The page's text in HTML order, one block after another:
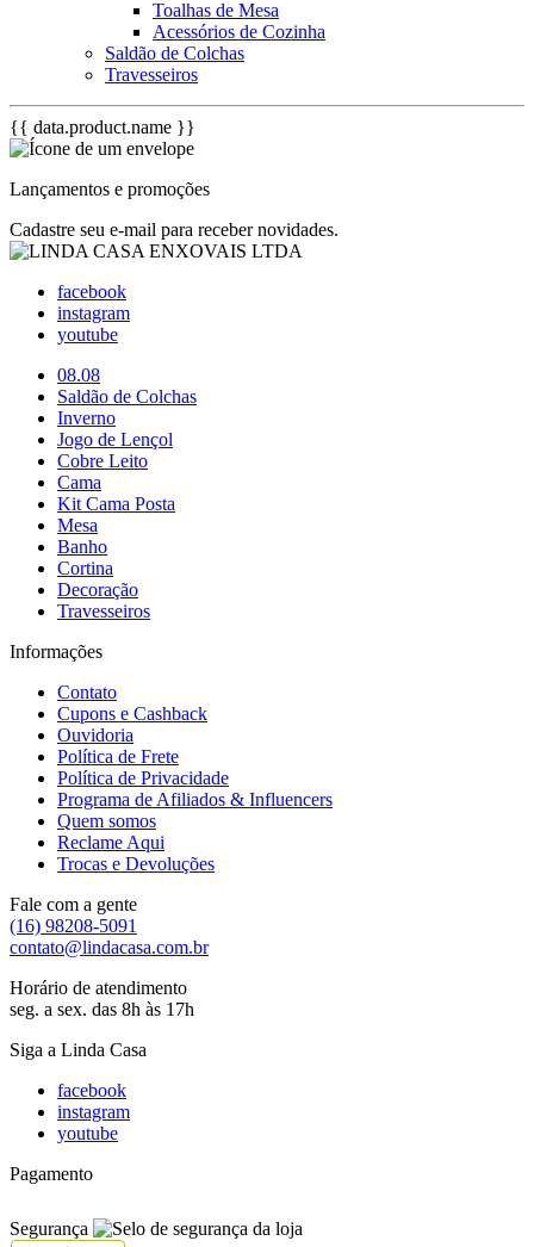
Toalhas de Mesa
Acessórios de Cozinha
Saldão de Colchas
Travesseiros
{{ data.product.name }}
Lançamentos e promoções
Cadastre seu e-mail para receber novidades.
facebook
instagram
youtube
08.08
Saldão de Colchas
Inverno
Jogo de Lençol
Cobre Leito
Cama
Kit Cama Posta
Mesa
Banho
Cortina
Decoração
Travesseiros
Informações
Contato
Cupons e Cashback
Ouvidoria
Política de Frete
Política de Privacidade
Programa de Afiliados & Influencers
Quem somos
Reclame Aqui
Trocas e Devoluções
Fale com a gente
(16) 98208-5091
contato@lindacasa.com.br
Horário de atendimento
seg. a sex. das 8h às 17h
Siga a Linda Casa
facebook
instagram
youtube
Pagamento
Segurança